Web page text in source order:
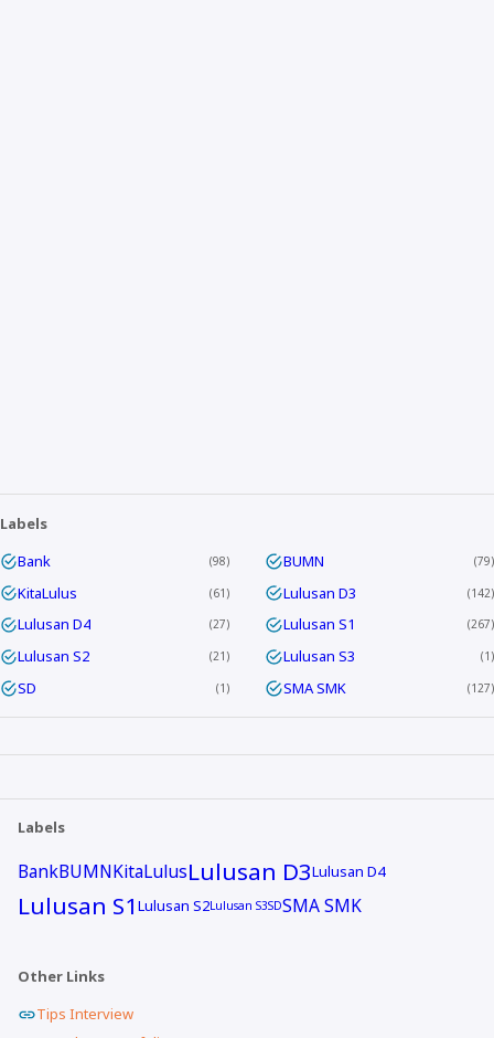
Labels
Bank
98 BUMN 79
KitaLulus 61 Lulusan D3 142
Lulusan D4 27 Lulusan S1 267
Lulusan S2 21 Lulusan S3 1
SD 1 SMA SMK 127
Labels
BankBUMNKitaLulusLulusan D3Lulusan D4
Lulusan S1Lulusan S2Lulusan S3SDSMA SMK
Other Links
Tips Interview